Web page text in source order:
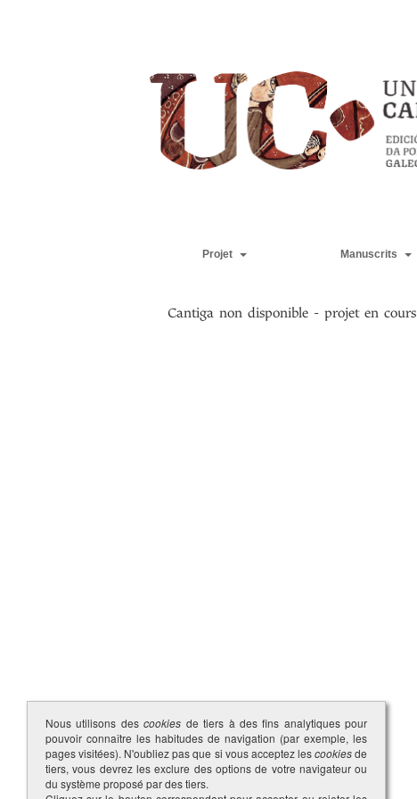
Projet Manuscrits
Cantiga non disponible - projet en cours
Nous utilisons descookies de tiers à des fins analytiques pour
pouvoir connaître les habitudes de navigation (par exemple, les
pages visitées). N'oubliez pas que si vous acceptez lescookiesde
tiers, vous devrez les exclure des options de votre navigateur ou
du système proposé par des tiers.